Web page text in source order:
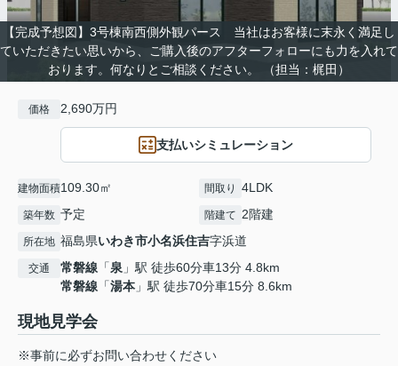
【完成予想図】3号棟南西側外観パース 当社はお客様に末永く満足し
ていただきたい思いから、ご購入後のアフターフォローにも力を入れて
おります。何なりとご相談ください。 （担当：梶田）
価格 2,690万円
支払いシミュレーション
建物面積109.30㎡ 間取り 4LDK
築年数 予定 階建て 2階建
所在地 福島県いわき市小名浜住吉字浜道
交通 常磐線 「泉 」駅 徒歩60分車13分 4.8km
常磐線 「湯本 」駅 徒歩70分車15分 8.6km
現地見学会
※事前に必ずお問い合わせください